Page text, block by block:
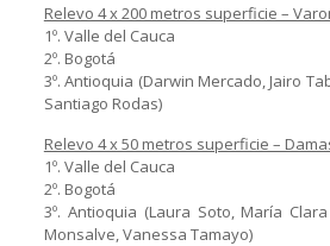
Relevo 4 x 200 metros superficie –
1º. Valle del Cauca
2º. Bogotá
3º. Antioquia (Darwin Mercado, Jairo
Santiago Rodas)
Relevo 4 x 50 metros superficie –
1º. Valle del Cauca
2º. Bogotá
3º. Antioquia (Laura Soto, María
Monsalve, Vanessa Tamayo)